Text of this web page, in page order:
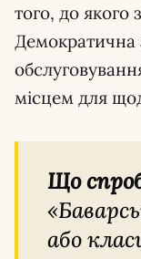
того, до якого
Демократична
місцем для
Що
або